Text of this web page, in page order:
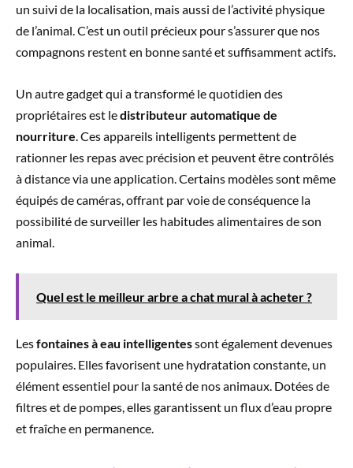
un suivi de la localisation, mais aussi de l’activité physique
de l’animal. C’est un outil précieux pour s’assurer que nos
compagnons restent en bonne santé et suffisamment actifs.
Un autre gadget qui a transformé le quotidien des
propriétaires est ledistributeur automatique de
nourriture . Ces appareils intelligents permettent de
rationner les repas avec précision et peuvent être contrôlés
à distance via une application. Certains modèles sont même
équipés de caméras, offrant par voie de conséquence la
possibilité de surveiller les habitudes alimentaires de son
animal.
Quel est le meilleur arbre a chat mural à acheter ?
Lesfontaines à eau intelligentessont également devenues
populaires. Elles favorisent une hydratation constante, un
élément essentiel pour la santé de nos animaux. Dotées de
filtres et de pompes, elles garantissent un flux d’eau propre
et fraîche en permanence.